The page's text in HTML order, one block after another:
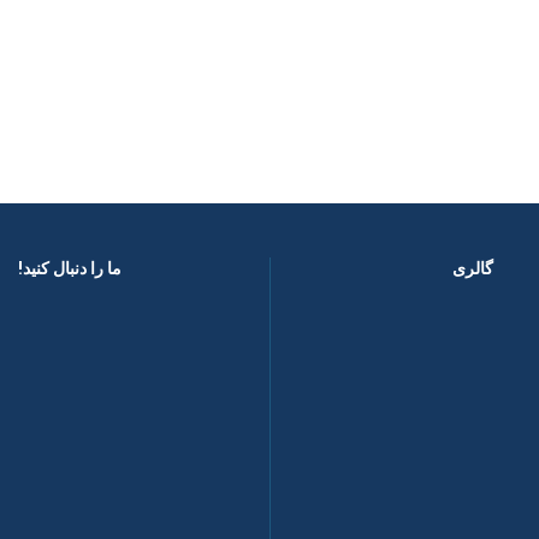
گالری ما را دنبال کنید! ​